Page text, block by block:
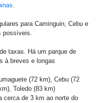
.
para Caminguin, Cebu e
possíveis.
taxas. Há um parque de
à breves e longas
(72 km), Cebu (72
Toledo (83 km)
cerca de 3 km ao norte do